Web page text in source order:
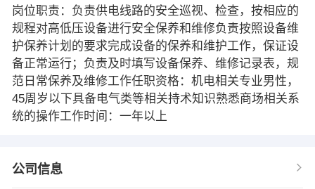
岗位职责：负责供电线路的安全巡视、检查，按相应的
规程对高低压设备进行安全保养和维修负责按照设备维
护保养计划的要求完成设备的保养和维护工作，保证设
备正常运行；负责及时填写设备保养、维修记录表，规
范日常保养及维修工作任职资格：机电相关专业男性，
45周岁以下具备电气类等相关持术知识熟悉商场相关系
统的操作工作时间：​一年以上
公司信息